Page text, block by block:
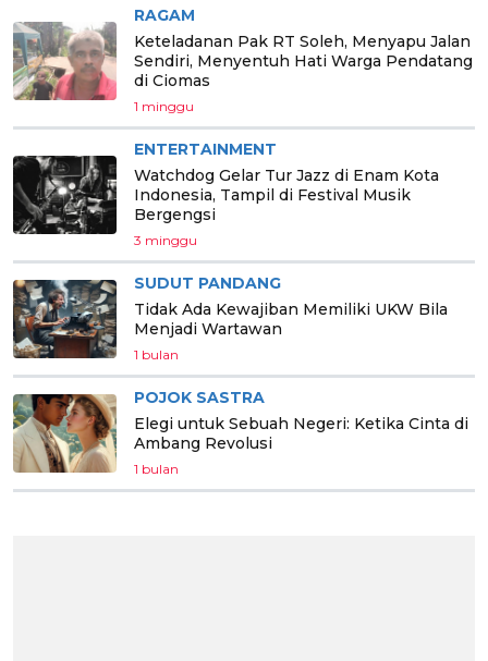
RAGAM
Keteladanan Pak RT Soleh, Menyapu Jalan
Sendiri, Menyentuh Hati Warga Pendatang
di Ciomas
1 minggu
ENTERTAINMENT
Watchdog Gelar Tur Jazz di Enam Kota
Indonesia, Tampil di Festival Musik
Bergengsi
3 minggu
SUDUT PANDANG
Tidak Ada Kewajiban Memiliki UKW Bila
Menjadi Wartawan
1 bulan
POJOK SASTRA
Elegi untuk Sebuah Negeri: Ketika Cinta di
Ambang Revolusi
1 bulan